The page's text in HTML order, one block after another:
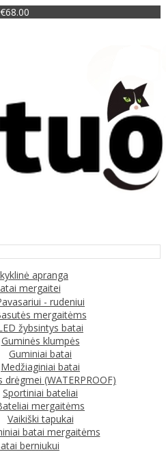
apranga
mergaitei
- rudeniui
mergaitėms
žybsintys batai
Guminės klumpės
Guminiai batai
Medžiaginiai batai
drėgmei (WATERPROOF)
Sportiniai bateliai
mergaitėms
Vaikiški tapukai
batai mergaitėms
berniukui